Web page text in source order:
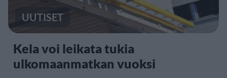
UUTISET
Kela voi leikata tukia
ulkomaanmatkan vuoksi